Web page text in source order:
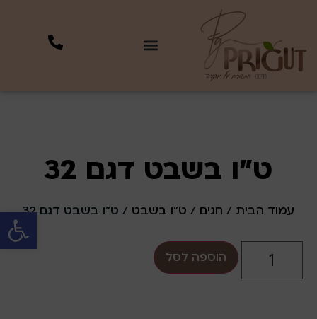
פתח
ט"ו בשבט דגם 32
עמוד הבית / חגים / ט"ו בשבט / ט"ו בשבט דגם 32
הוספה לסל